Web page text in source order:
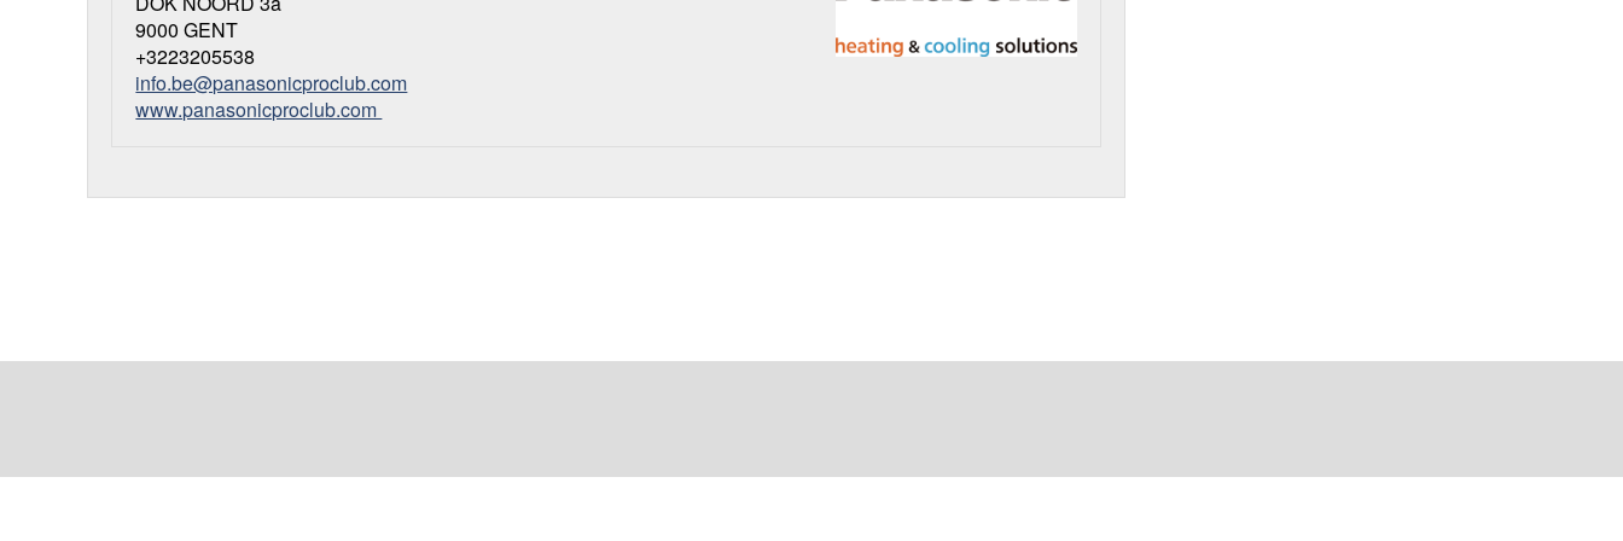
9000 GENT
+3223205538
info.be@panasonicproclub.com
www.panasonicproclub.com